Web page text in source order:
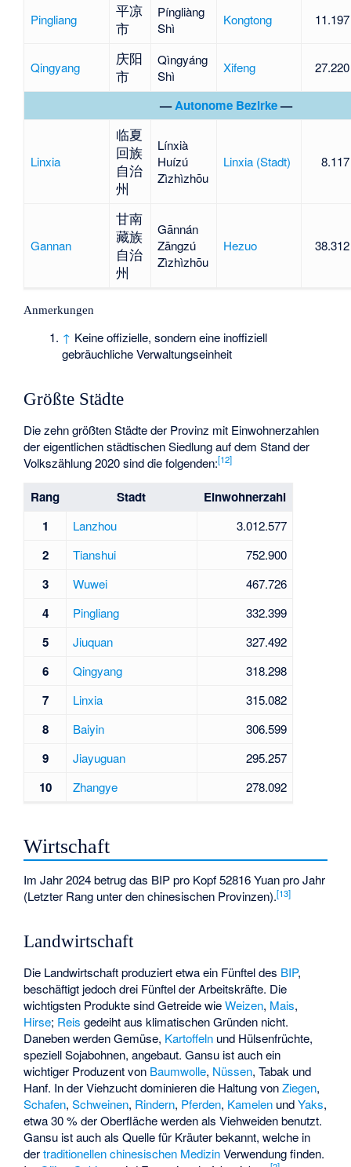
Pingliang
平凉
市
Píngliàng
Shì
Kongtong 11.197
Qingyang
庆阳
市
Qìngyáng
Shì
Xifeng 27.220
—Autonome Bezirke—
Linxia
临夏
回族
自治
州
Línxià
Huízú
Zìzhìzhōu
Linxia (Stadt) 8.117
Gannan
甘南
藏族
自治
州
Gānnán
Zāngzú
Zìzhìzhōu
Hezuo 38.312
Anmerkungen
↑ Keine offizielle, sondern eine inoffiziell
gebräuchliche Verwaltungseinheit
Größte Städte
Die zehn größten Städte der Provinz mit Einwohnerzahlen
der eigentlichen städtischen Siedlung auf dem Stand der
Volkszählung 2020 sind die folgenden:[12]
Rang Stadt
Einwohnerzahl
1
Lanzhou 3.012.577
2 Tianshui 752.900
3 Wuwei 467.726
4 Pingliang 332.399
5 Jiuquan 327.492
6 Qingyang 318.298
7 Linxia 315.082
8 Baiyin 306.599
9 Jiayuguan 295.257
10 Zhangye 278.092
Wirtschaft
Im Jahr 2024 betrug das BIP pro Kopf 52816 Yuan pro Jahr
(Letzter Rang unter den chinesischen Provinzen).[13]
Landwirtschaft
Die Landwirtschaft produziert etwa ein Fünftel des BIP,
beschäftigt jedoch drei Fünftel der Arbeitskräfte. Die
wichtigsten Produkte sind Getreide wieWeizen, Mais,
Hirse; Reis gedeiht aus klimatischen Gründen nicht.
Daneben werden Gemüse, Kartoffeln und Hülsenfrüchte,
speziell Sojabohnen, angebaut. Gansu ist auch ein
wichtiger Produzent von Baumwolle, Nüssen, Tabak und
Hanf. In der Viehzucht dominieren die Haltung vonZiegen,
Schafen,Schweinen, Rindern, Pferden, Kamelen undYaks,
etwa 30 % der Oberfläche werden als Viehweiden benutzt.
Gansu ist auch als Quelle für Kräuter bekannt, welche in
dertraditionellen chinesischen MedizinVerwendung finden.